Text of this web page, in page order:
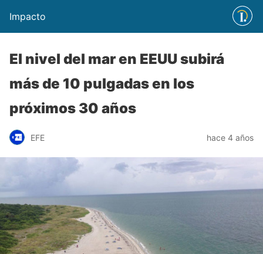
Impacto
El nivel del mar en EEUU subirá
más de 10 pulgadas en los
próximos 30 años
EFE hace 4 años